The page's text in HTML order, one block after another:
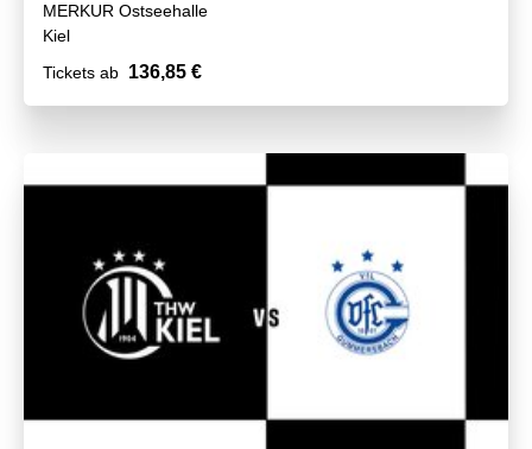
MERKUR Ostseehalle
Kiel
Tickets ab 136,85 €